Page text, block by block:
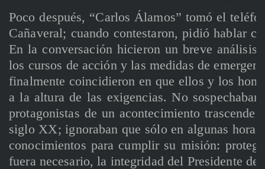
Poco después, “Carlos Álamos” tomó el
Cañaveral; cuando contestaron, pidió hablar
En la conversación hicieron un breve análisis
los cursos de acción y las medidas de
finalmente coincidieron en que ellos y los
a la altura de las exigencias. No
protagonistas de un acontecimiento
siglo XX; ignoraban que sólo en algunas
conocimientos para cumplir su misión:
fuera necesario, la integridad del Presidente de